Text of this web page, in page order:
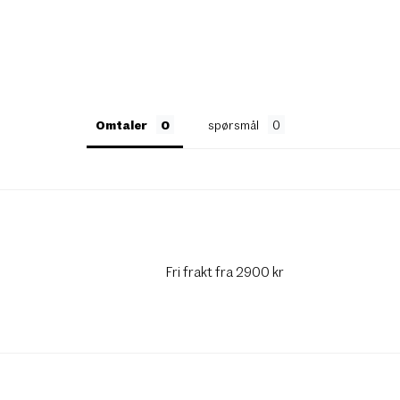
Omtaler spørsmål
Fri frakt fra 2900 kr